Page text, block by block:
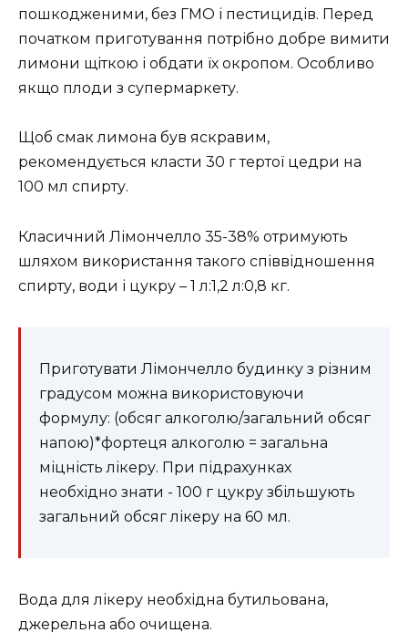
пошкодженими, без ГМО і пестицидів. Перед
початком приготування потрібно добре вимити
лимони щіткою і обдати їх окропом. Особливо
якщо плоди з супермаркету.
Щоб смак лимона був яскравим,
рекомендується класти 30 г тертої цедри на
100 мл спирту.
Класичний Лімончелло 35-38% отримують
шляхом використання такого співвідношення
спирту, води і цукру – 1 л:1,2 л:0,8 кг.
Приготувати Лімончелло будинку з різним
градусом можна використовуючи
формулу: (обсяг алкоголю/загальний обсяг
напою)*фортеця алкоголю = загальна
міцність лікеру. При підрахунках
необхідно знати - 100 г цукру збільшують
загальний обсяг лікеру на 60 мл.
Вода для лікеру необхідна бутильована,
джерельна або очищена.